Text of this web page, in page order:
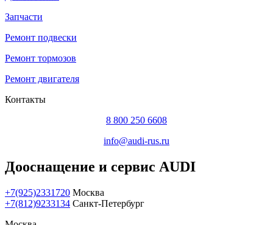
Запчасти
Ремонт подвески
Ремонт тормозов
Ремонт двигателя
Контакты
8 800 250 6608
info@audi-rus.ru
Дооснащение и сервис AUDI
+7(925)2331720 Москва
+7(812)9233134 Санкт-Петербург